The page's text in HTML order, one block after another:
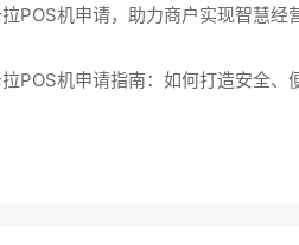
POS机申请，助力商户实现智慧经
拉POS机申请指南：如何打造安全、